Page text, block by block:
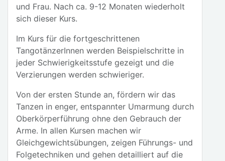
und Frau. Nach ca. 9-12 Monaten wiederholt
sich dieser Kurs.
Im Kurs für die fortgeschrittenen
TangotänzerInnen werden Beispielschritte in
jeder Schwierigkeitsstufe gezeigt und die
Verzierungen werden schwieriger.
Von der ersten Stunde an, fördern wir das
Tanzen in enger, entspannter Umarmung durch
Oberkörperführung ohne den Gebrauch der
Arme. In allen Kursen machen wir
Gleichgewichtsübungen, zeigen Führungs- und
Folgetechniken und gehen detailliert auf die